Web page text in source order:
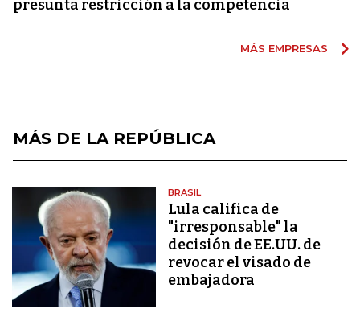
presunta restricción a la competencia
MÁS EMPRESAS
MÁS DE LA REPÚBLICA
BRASIL
Lula califica de
"irresponsable" la
decisión de EE.UU. de
revocar el visado de
embajadora